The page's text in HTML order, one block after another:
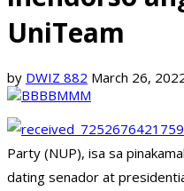
UniTeam
by DWIZ 882 March 26,
Party (NUP), isa sa
dating senador at